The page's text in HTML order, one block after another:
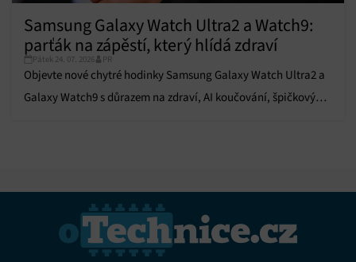
Samsung Galaxy Watch Ultra2 a Watch9:
parťák na zápěstí, který hlídá zdraví
Pátek 24. 07. 2026 PR
Objevte nové chytré hodinky Samsung Galaxy Watch Ultra2 a
Galaxy Watch9 s důrazem na zdraví, AI koučování, špičkový